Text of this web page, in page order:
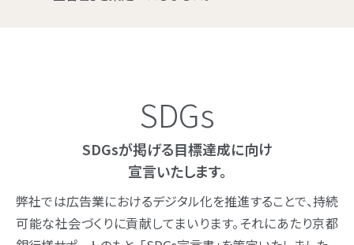
SDGs
SDGsが掲げる目標達成に向け
宣言いたします。
弊社では広告業におけるデジタル化を推進することで、持続
可能な社会づくりに貢献してまいります。 それにあたり京都